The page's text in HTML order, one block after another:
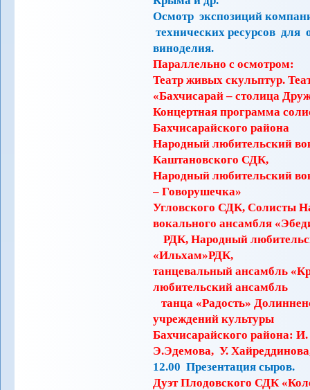
Осмотр экспозиций
технических ресурсов для
виноделия.
Параллельно с осмотром:
Театр живых скульптур.
«Бахчисарай – столица
Концертная программа
Бахчисарайского района
Народный любительский
Каштановского СДК,
Народный любительский
– Говорушечка»
Угловского СДК, Солисты
вокального ансамбля
РДК, Народный
«Ильхам»РДК,
танцевальный ансамбль
любительский ансамбль
танца «Радость»
учреждений культуры
Бахчисарайского района:
Э.Эдемова, У.
12.00 Презентация сыров.
Дуэт Плодовского СДК